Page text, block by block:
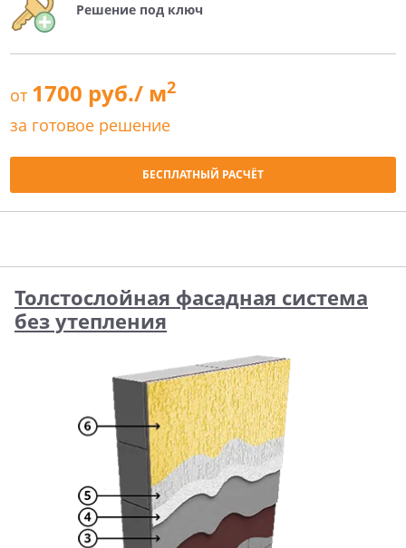
Решение под ключ
от 1700 руб./ м2
за готовое решение
БЕСПЛАТНЫЙ РАСЧЁТ
Толстослойная фасадная система
без утепления